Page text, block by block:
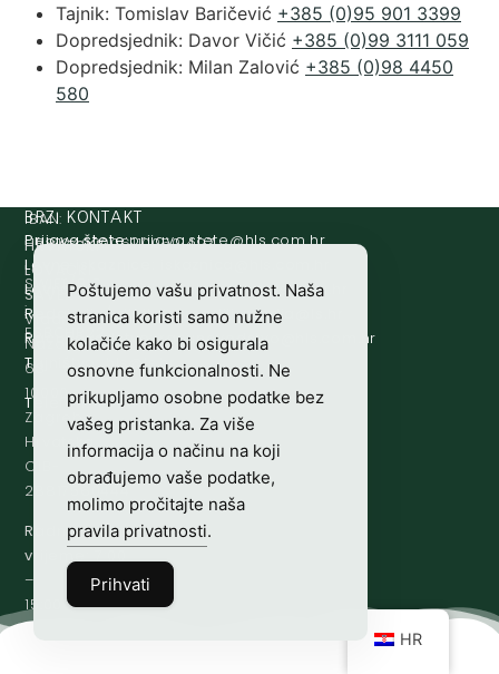
Tajnik: Tomislav Baričević +385 (0)95 901 3399
Dopredsjednik: Davor Vičić +385 (0)99 3111 059
Dopredsjednik: Milan Zalović +385 (0)98 4450
580
HRVATSKI
LOVAČKI
SAVEZ
Vladimira
Nazora
63
10000
Zagreb,
Hrvatska
OIB-
28817560444
Radno
vrijeme:
–
15:00
IBAN:
HR8124020061100501497
SWIFT/BIC
:
ESBCHR22
BRZI KONTAKT
Prijava štete: rh.moc.slh
@etets.avajirp
Lovne iskaznice:
Lovno osposobljavanje:
rh.ude-slh
@ofni
Redakcija/ digitalni mediji:@aidem
Računovodstvo:
rh.moc.slh
@ovtsdovonucar
Tajništvo:
rh.sl
@slh
Telefon: +385 (0)1 48 34 560
Poštujemo vašu privatnost. Naša
stranica koristi samo nužne
kolačiće kako bi osigurala
osnovne funkcionalnosti. Ne
prikupljamo osobne podatke bez
vašeg pristanka. Za više
informacija o načinu na koji
obrađujemo vaše podatke,
molimo pročitajte naša
pravila privatnosti.
Prihvati
HR